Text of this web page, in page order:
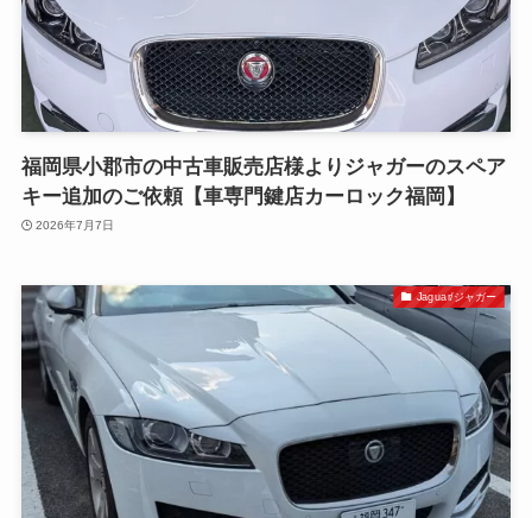
福岡県小郡市の中古車販売店様よりジャガーのスペア
キー追加のご依頼【車専門鍵店カーロック福岡】
2026年7月7日
Jaguar/ジャガー